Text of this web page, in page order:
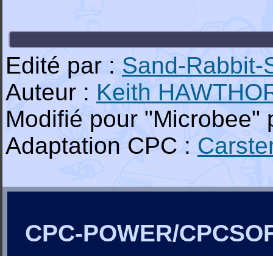
Edité par : Sand-Rabbit-
Auteur : Keith
Modifié pour "Microbee"
Adaptation CPC :
CPC-POWER/